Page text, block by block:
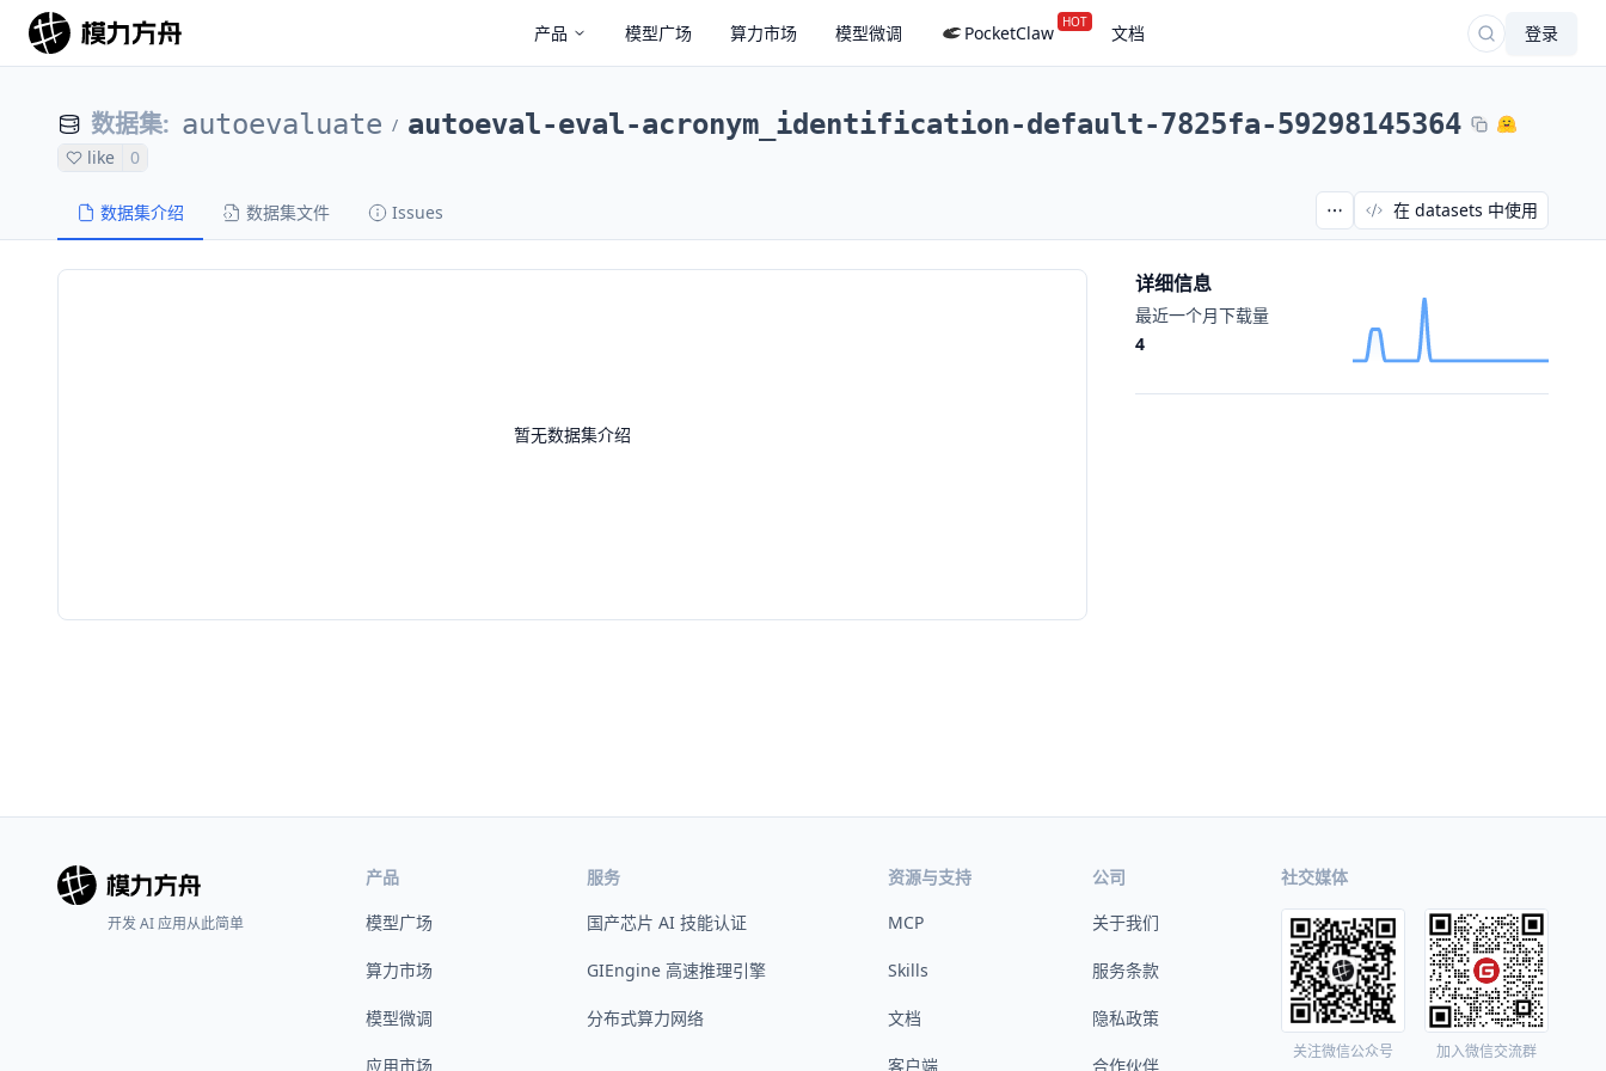
产品 模型广场 算力市场 模型微调 PocketClaw HOT 文档 登录
数据集: autoevaluate / autoeval-eval-acronym_identification-default-7825fa-59298145364
like 0
数据集介绍 数据集文件 Issues 在 datasets 中使用
暂无数据集介绍
详细信息
最近一个月下载量
4
开发 AI 应用从此简单
产品
模型广场
算力市场
模型微调
应用市场
服务
国产芯片 AI 技能认证
GIEngine 高速推理引擎
分布式算力网络
资源与支持
MCP
Skills
文档
客户端
公司
关于我们
服务条款
隐私政策
合作伙伴
社交媒体
关注微信公众号 加入微信交流群